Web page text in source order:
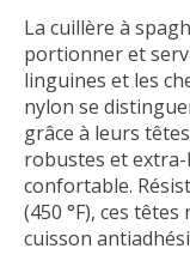
La cuillère à
portionner et
linguines et les
nylon se
grâce à leurs
robustes et
confortable.
(450 °F), ces
cuisson